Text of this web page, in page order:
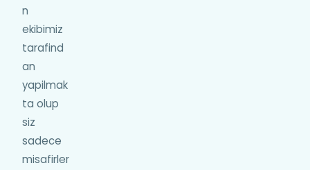
n
ekibimiz
tarafind
an
yapilmak
ta olup
siz
sadece
misafirler